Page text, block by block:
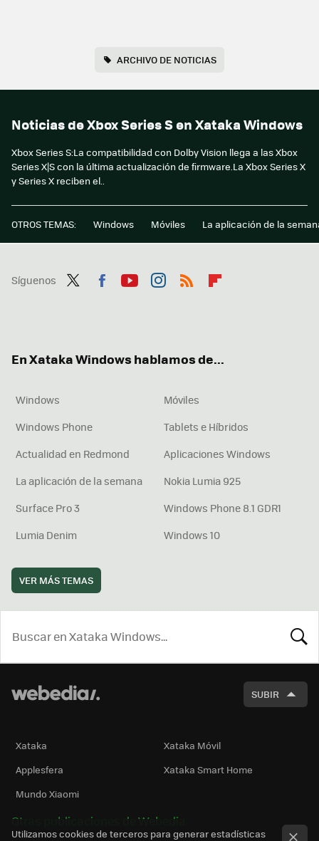
ARCHIVO DE NOTICIAS
Noticias de Xbox Series S en Xataka Windows
Xbox Series S:La compatibilidad con Dolby Vision llega a las Xbox
Series X|S con la última actualización de firmware.La Xbox Series X
y Series X reciben el..
OTROS TEMAS: Windows Móviles La aplicación de la
Síguenos
En Xataka Windows hablamos de...
Windows
Móviles
Windows Phone
Tablets e Híbridos
Actualidad en Redmond
Aplicaciones Windows
La aplicación de la semana
Nokia Lumia 925
Surface Pro 3
Windows Phone 8.1 GDR1
Lumia Denim
Windows 10
VER MÁS TEMAS
SUBIR
Xataka
Xataka Móvil
Applesfera
Xataka Smart Home
Mundo Xiaomi
Otras publicaciones de Webedia
Utilizamos cookies de terceros para generar estadísticas